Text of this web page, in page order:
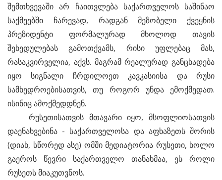
შემთხვევაში არ ჩაითვლება საქართველოს საშინაო
საქმეებში ჩარევად, რადგან მეზობელი ქვეყნის
პრეზიდენტი ფორმალურად მხოლოდ თავის
შეხედულებას გამოთქვამს, რისი უფლებაც მას,
რასაკვირველია, აქვს. მაგრამ რეალურად განცხადება
იყო სიგნალი ჩრდილოეთ კავკასიისა და რუსი
სამხედროებისათვის, თუ როგორ უნდა ემოქმედათ.
ისინიც ამოქმედდნენ.
რუსეთისათვის მთავარი იყო, მსოფლიოსათვის
დაენახვებინა - საქართველოსა და აფხაზეთს შორის
(დიახ, სწორედ ასე) ომში მედიატორია რუსეთი, ხოლო
გაეროს წევრი საქართველო თანახმაა, ეს როლი
რუსეთს მიაკუთვნოს.